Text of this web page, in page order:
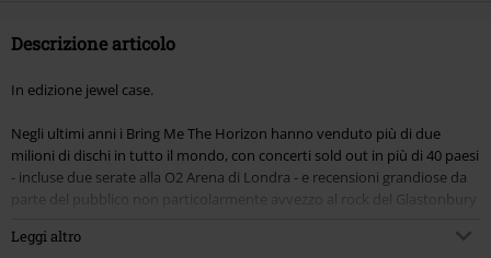
Descrizione articolo
In edizione jewel case.
Negli ultimi anni i Bring Me The Horizon hanno venduto più di due
milioni di dischi in tutto il mondo, con concerti sold out in più di 40 paesi
- incluse due serate alla O2 Arena di Londra - e recensioni grandiose da
parte del pubblico non particolarmente avvezzo al rock del Glastonbury
"Amo", scritto e registrato a Los Angeles quest'estate, dove Oli Sykes e
Leggi altro